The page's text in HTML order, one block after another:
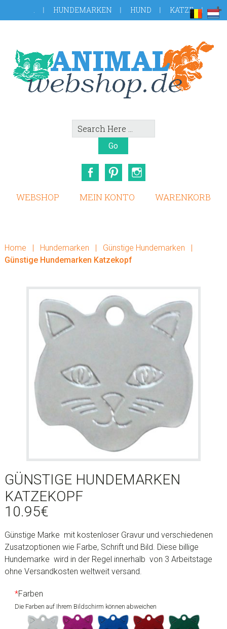
to
Fußzeile
. HUNDEMARKEN HUND KATZE
Search
Here
FacebookPinterest
WEBSHOP MEIN KONTO WARENKORB
Home | Hundemarken | Günstige Hundemarken
|
Günstige Hundemarken Katzekopf
GÜNSTIGE HUNDEMARKEN
KATZEKOPF
10.95€
Günstige Marke mit kostenloser Gravur und verschiedenen
Zusatzoptionen wie Farbe, Schrift und Bild. Diese billige
Hundemarke wird in der Regel innerhalb von 3 Arbeitstage
ohne Versandkosten weltweit versand.
*Farben
Die Farben auf Ihrem Bildschirm können abweichen